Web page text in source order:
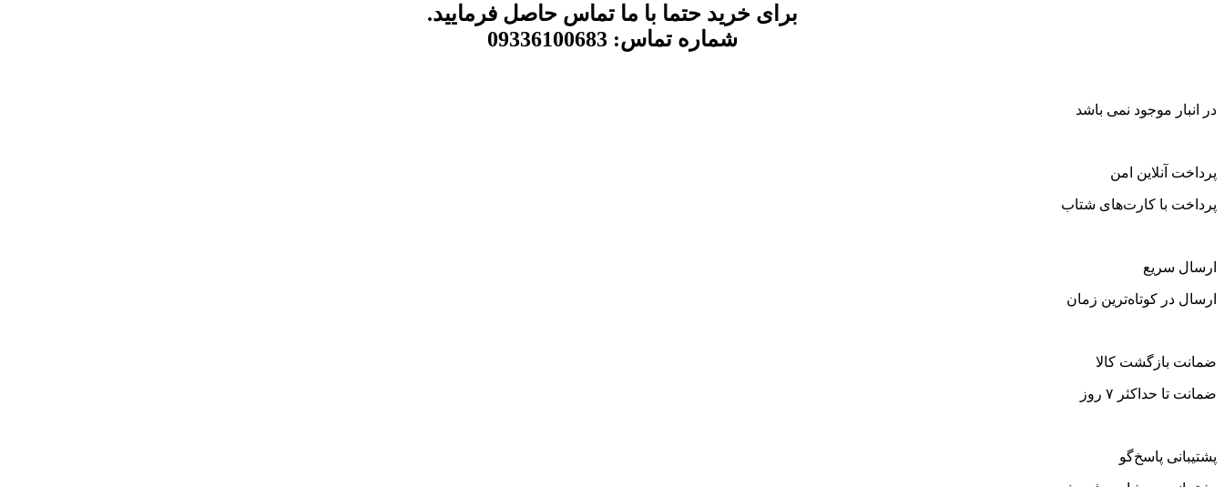
برای خرید حتما با ما تماس حاصل فرمایید.
شماره تماس: 09336100683
در انبار موجود نمی باشد
پرداخت آنلاین امن
پرداخت با کارت‌های شتاب
ارسال سریع
ارسال در کوتاه‌ترین زمان
ضمانت بازگشت کالا
ضمانت تا حداکثر ۷ روز
پشتیبانی پاسخ‌گو